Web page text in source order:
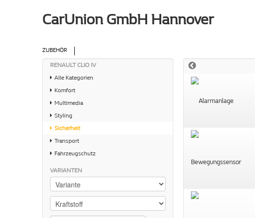
CarUnion GmbH Hannover
ZUBEHÖR
RENAULT CLIO IV
Alle Kategorien
Komfort
Multimedia
Styling
Sicherheit
Transport
Fahrzeugschutz
VARIANTEN